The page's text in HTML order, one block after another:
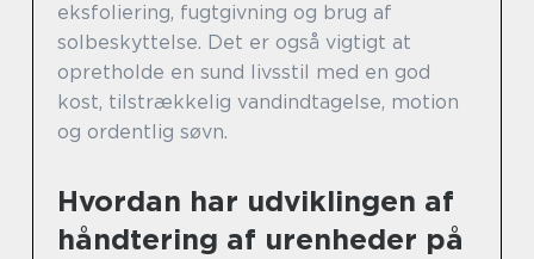
eksfoliering, fugtgivning og brug af
solbeskyttelse. Det er også vigtigt at
opretholde en sund livsstil med en god
kost, tilstrækkelig vandindtagelse, motion
og ordentlig søvn.
Hvordan har udviklingen af
håndtering af urenheder på